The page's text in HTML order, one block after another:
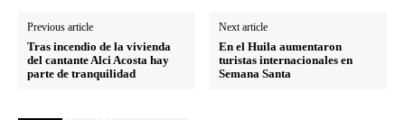
Previous article
Tras incendio de la vivienda
del cantante Alci Acosta hay
parte de tranquilidad
Next article
En el Huila aumentaron
turistas internacionales en
Semana Santa